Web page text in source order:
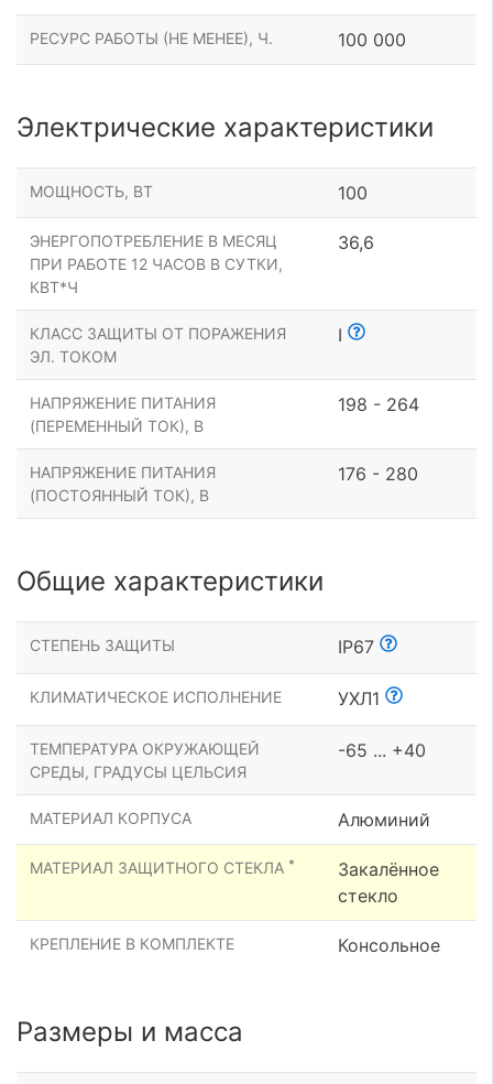
РЕСУРС РАБОТЫ (НЕ МЕНЕЕ), Ч. 100 000
Электрические характеристики
МОЩНОСТЬ, ВТ 100
ЭНЕРГОПОТРЕБЛЕНИЕ В МЕСЯЦ
ПРИ РАБОТЕ 12 ЧАСОВ В СУТКИ,
КВТ*Ч
36,6
КЛАСС ЗАЩИТЫ ОТ ПОРАЖЕНИЯ
ЭЛ. ТОКОМ
I
НАПРЯЖЕНИЕ ПИТАНИЯ
(ПЕРЕМЕННЫЙ ТОК), В
198 - 264
НАПРЯЖЕНИЕ ПИТАНИЯ
(ПОСТОЯННЫЙ ТОК), В
176 - 280
Общие характеристики
СТЕПЕНЬ ЗАЩИТЫ IP67
КЛИМАТИЧЕСКОЕ ИСПОЛНЕНИЕ УХЛ1
ТЕМПЕРАТУРА ОКРУЖАЮЩЕЙ
СРЕДЫ, ГРАДУСЫ ЦЕЛЬСИЯ
-65 ... +40
МАТЕРИАЛ КОРПУСА Алюминий
МАТЕРИАЛ ЗАЩИТНОГО СТЕКЛА *
Закалённое
стекло
КРЕПЛЕНИЕ В КОМПЛЕКТЕ Консольное
Размеры и масса